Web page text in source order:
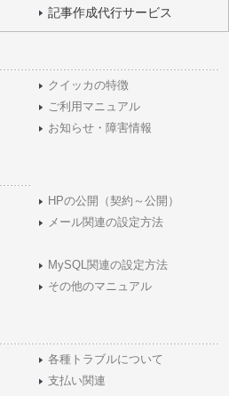
記事作成代行サービス
クイッカの特徴
ご利用マニュアル
お知らせ・障害情報
HPの公開（契約～公開）
メール関連の設定方法
MySQL関連の設定方法
その他のマニュアル
各種トラブルについて
支払い関連